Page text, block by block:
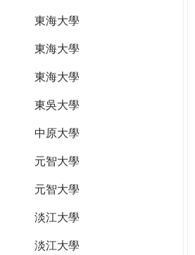
東海大學
東海大學
東海大學
東吳大學
中原大學
元智大學
元智大學
淡江大學
淡江大學